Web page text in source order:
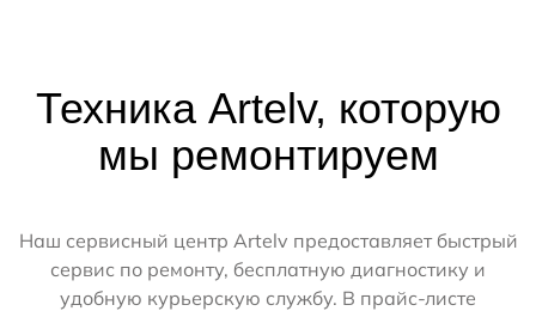
Техника Artelv, которую
мы ремонтируем
Наш сервисный центр Artelv предоставляет быстрый
сервис по ремонту, бесплатную диагностику и
удобную курьерскую службу. В прайс-листе